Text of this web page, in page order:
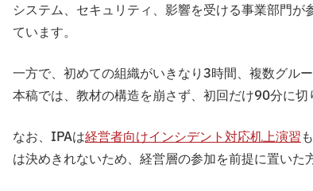
システム、セキュリティ、影響を受ける事業部門
ています。
一方で、初めての組織がいきなり3時間、複数グル
本稿では、教材の構造を崩さず、初回だけ90分に切
なお、IPAは経営者向けインシデント対応机上演習
は決めきれないため、経営層の参加を前提に置いた